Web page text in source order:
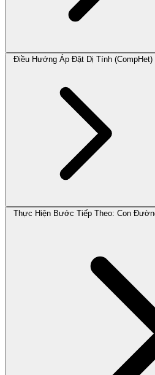
Điều Hướng Áp Đặt Dị Tính (CompHet)
Thực Hiện Bước Tiếp Theo: Con